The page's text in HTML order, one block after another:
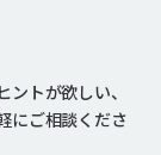
トが欲しい、
にご相談くださ